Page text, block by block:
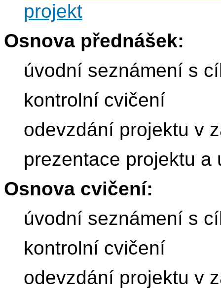
projekt
Osnova přednášek:
úvodní seznámení s
kontrolní cvičení
odevzdání projektu v
prezentace projektu a
Osnova cvičení:
úvodní seznámení s
kontrolní cvičení
odevzdání projektu v